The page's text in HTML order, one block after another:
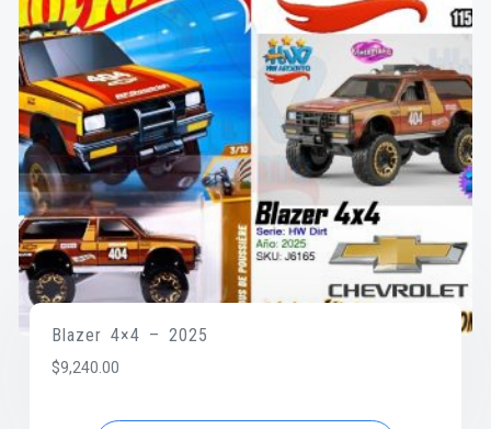
Blazer 4×4 – 2025
$9,240.00